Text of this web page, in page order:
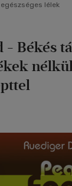
lélek
- Békés